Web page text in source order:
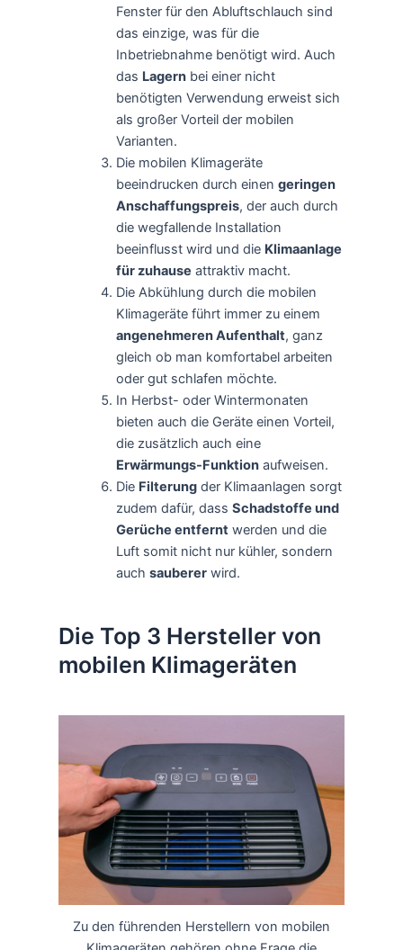
Fenster für den Abluftschlauch sind
das einzige, was für die
Inbetriebnahme benötigt wird. Auch
das Lagernbei einer nicht
benötigten Verwendung erweist sich
als großer Vorteil der mobilen
Varianten.
Die mobilen Klimageräte
beeindrucken durch einen geringen
Anschaffungspreis, der auch durch
die wegfallende Installation
beeinflusst wird und die Klimaanlage
für zuhause attraktiv macht.
Die Abkühlung durch die mobilen
Klimageräte führt immer zu einem
angenehmeren Aufenthalt, ganz
gleich ob man komfortabel arbeiten
oder gut schlafen möchte.
In Herbst- oder Wintermonaten
bieten auch die Geräte einen Vorteil,
die zusätzlich auch eine
Erwärmungs-Funktionaufweisen.
Die Filterungder Klimaanlagen sorgt
zudem dafür, dass Schadstoffe und
Gerüche entferntwerden und die
Luft somit nicht nur kühler, sondern
auch saubererwird.
Die Top 3 Hersteller von
mobilen Klimageräten
Zu den führenden Herstellern von mobilen